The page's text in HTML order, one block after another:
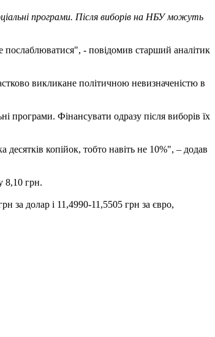
програми. Після виборів на НБУ можуть
послаблюватися", - повідомив старший аналітик
викликане політичною невизначеністю в
програми. Фінансувати одразу після виборів їх
копійок, тобто навіть не 10%", – додав
8,10 грн.
за долар і 11,4990-11,5505 грн за євро,